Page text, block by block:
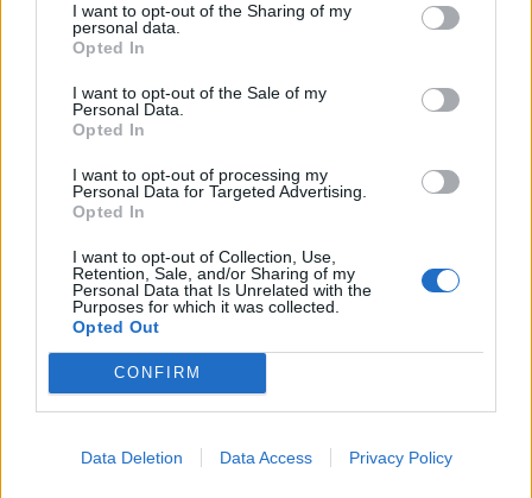
I want to opt-out of the Sharing of my
personal data.
Opted In
I want to opt-out of the Sale of my
Personal Data.
Opted In
I want to opt-out of processing my
Personal Data for Targeted Advertising.
Opted In
I want to opt-out of Collection, Use,
Retention, Sale, and/or Sharing of my
Personal Data that Is Unrelated with the
Purposes for which it was collected.
Opted Out
CONFIRM
Data Deletion Data Access Privacy Policy
Productos que necesitas incorporar en tu rutina de
skincare a partir de los 25
10 imprescindibles para prevenir el envejecimiento prematuro de tu
piel
porÁfrica Poveda
Belleza·skincare